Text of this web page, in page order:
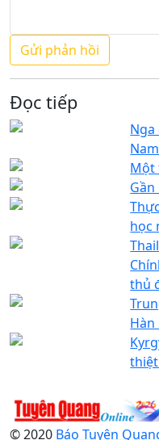
Đọc tiếp
Nga
Một
học
thủ
Hàn
© 2020 Báo Tuyên